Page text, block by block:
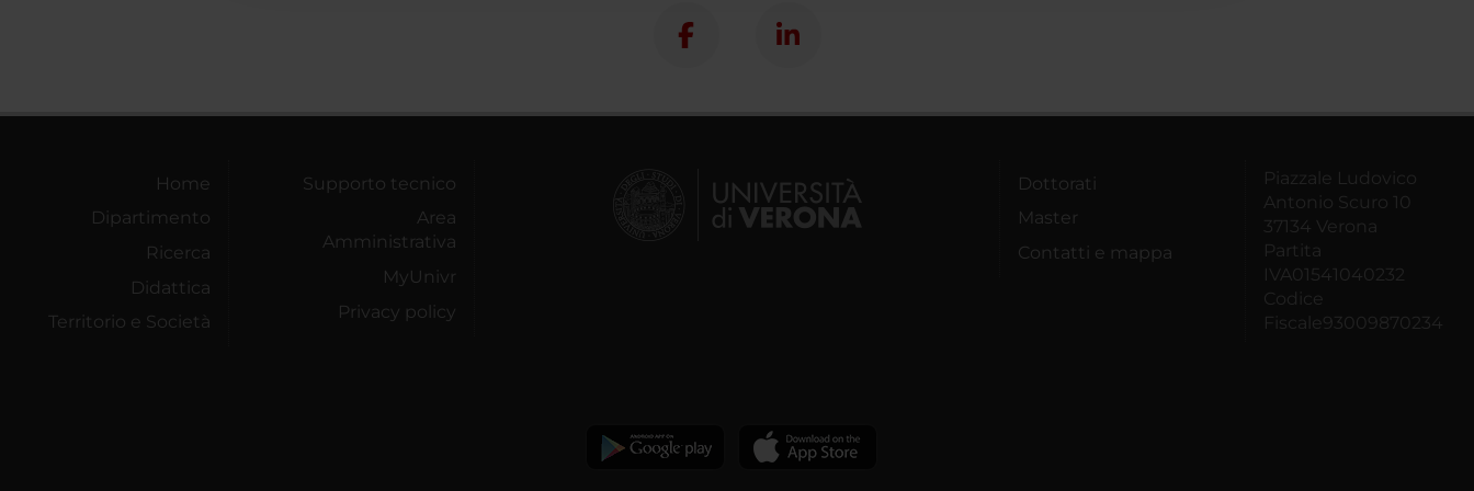
Home
Dipartimento
Ricerca
Didattica
Territorio e Società
Supporto tecnico
Area
Amministrativa
MyUnivr
Privacy policy
Dottorati
Master
Contatti e mappa
Piazzale Ludovico
Antonio Scuro 10
37134 Verona
Partita
IVA01541040232
Codice
Fiscale93009870234